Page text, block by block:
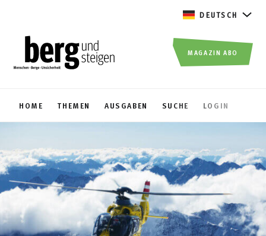
DEUTSCH
HOME THEMEN AUSGABEN SUCHE LOGIN
MAGAZIN ABO